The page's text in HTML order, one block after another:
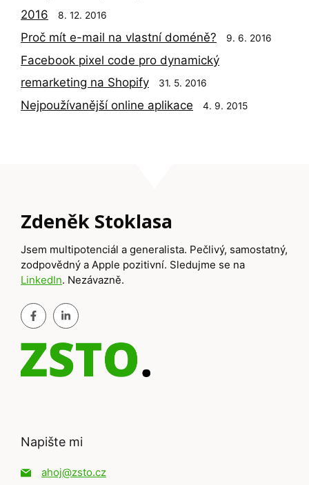
2016
8. 12. 2016
Proč mít e-mail na vlastní doméně? 9. 6. 2016
Facebook pixel code pro dynamický
remarketing na Shopify
31. 5. 2016
Nejpoužívanější online aplikace 4. 9. 2015
Zdeněk Stoklasa
Jsem multipotenciál a generalista. Pečlivý, samostatný,
zodpovědný a Apple pozitivní. Sledujme se na
LinkedIn. Nezávazně.
Napište mi
ahoj@zsto.cz